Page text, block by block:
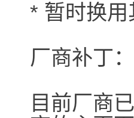
* 暂时换用
厂商补丁：
目前厂商